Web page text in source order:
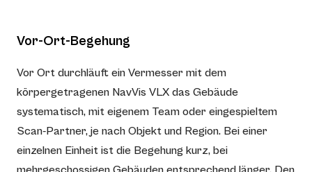
Vor-Ort-Begehung
Vor Ort durchläuft ein Vermesser mit dem
körpergetragenen NavVis VLX das Gebäude
systematisch, mit eigenem Team oder eingespieltem
Scan-Partner, je nach Objekt und Region. Bei einer
einzelnen Einheit ist die Begehung kurz, bei